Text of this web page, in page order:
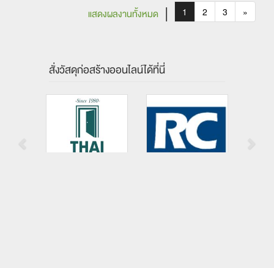
1 2 3 »
|
แสดงผลงานทั้งหมด
สั่งวัสดุก่อสร้างออนไลน์ได้ที่นี่